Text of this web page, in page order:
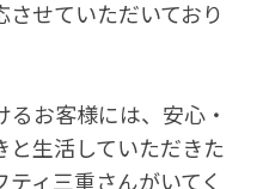
せていただいており
お客様には、安心・
と生活していただきた
ィ三重さんがいてく